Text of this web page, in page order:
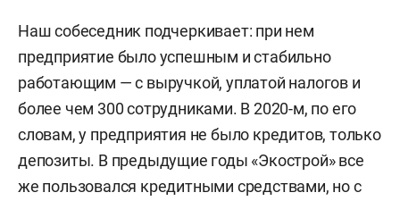
Наш собеседник подчеркивает: при нем
предприятие было успешным и стабильно
работающим — с выручкой, уплатой налогов и
более чем 300 сотрудниками. В 2020-м, по его
словам, у предприятия не было кредитов, только
депозиты. В предыдущие годы «Экострой» все
же пользовался кредитными средствами, но с